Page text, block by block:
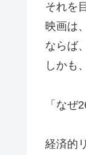
それを
映画は
ならば
しかも
「なぜ
経済的